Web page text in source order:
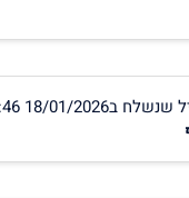
ב18/01/2026 11:47:46